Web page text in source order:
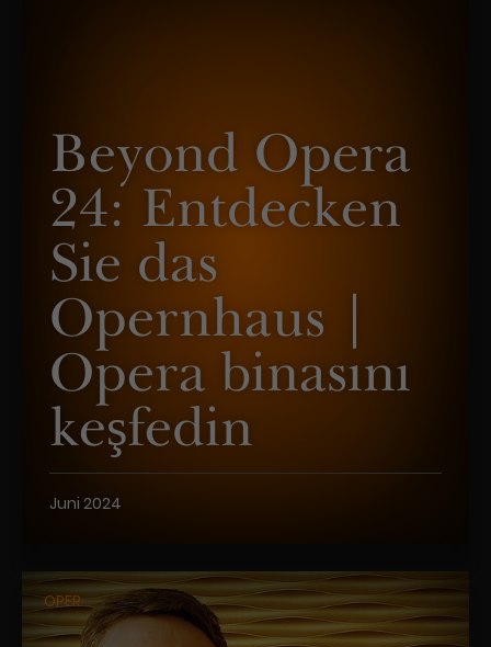
Beyond Opera
24: Entdecken
Sie das
Opernhaus |
Opera binasını
keşfedin
Juni 2024
OPER